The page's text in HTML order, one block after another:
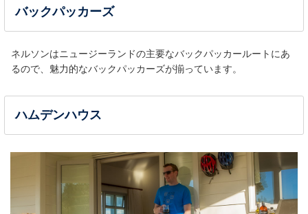
バックパッカーズ
ネルソンはニュージーランドの主要なバックパッカールートにあ
るので、魅力的なバックパッカーズが揃っています。
ハムデンハウス